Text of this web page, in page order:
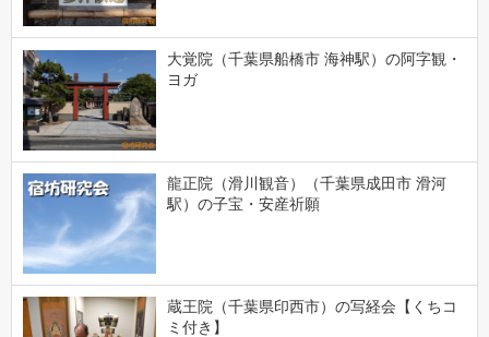
大覚院（千葉県船橋市 海神駅）の阿字観・
ヨガ
龍正院（滑川観音）（千葉県成田市 滑河
駅）の子宝・安産祈願
蔵王院（千葉県印西市）の写経会【くちコ
ミ付き】